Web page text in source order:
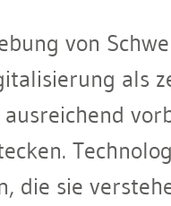
von
als
die sie